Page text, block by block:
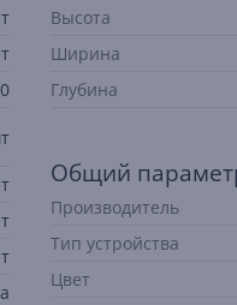
Высота
Ширина
Глубина
Общий
Производитель
Тип устройства
Цвет